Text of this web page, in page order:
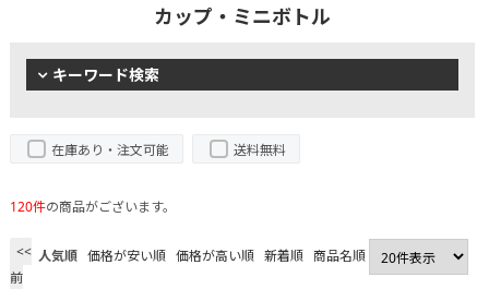
カップ・ミニボトル
キーワード検索
在庫あり・注文可能 送料無料
120件の商品がございます。
人気順 価格が安い順 価格が高い順 新着順 商品名順
<<
前